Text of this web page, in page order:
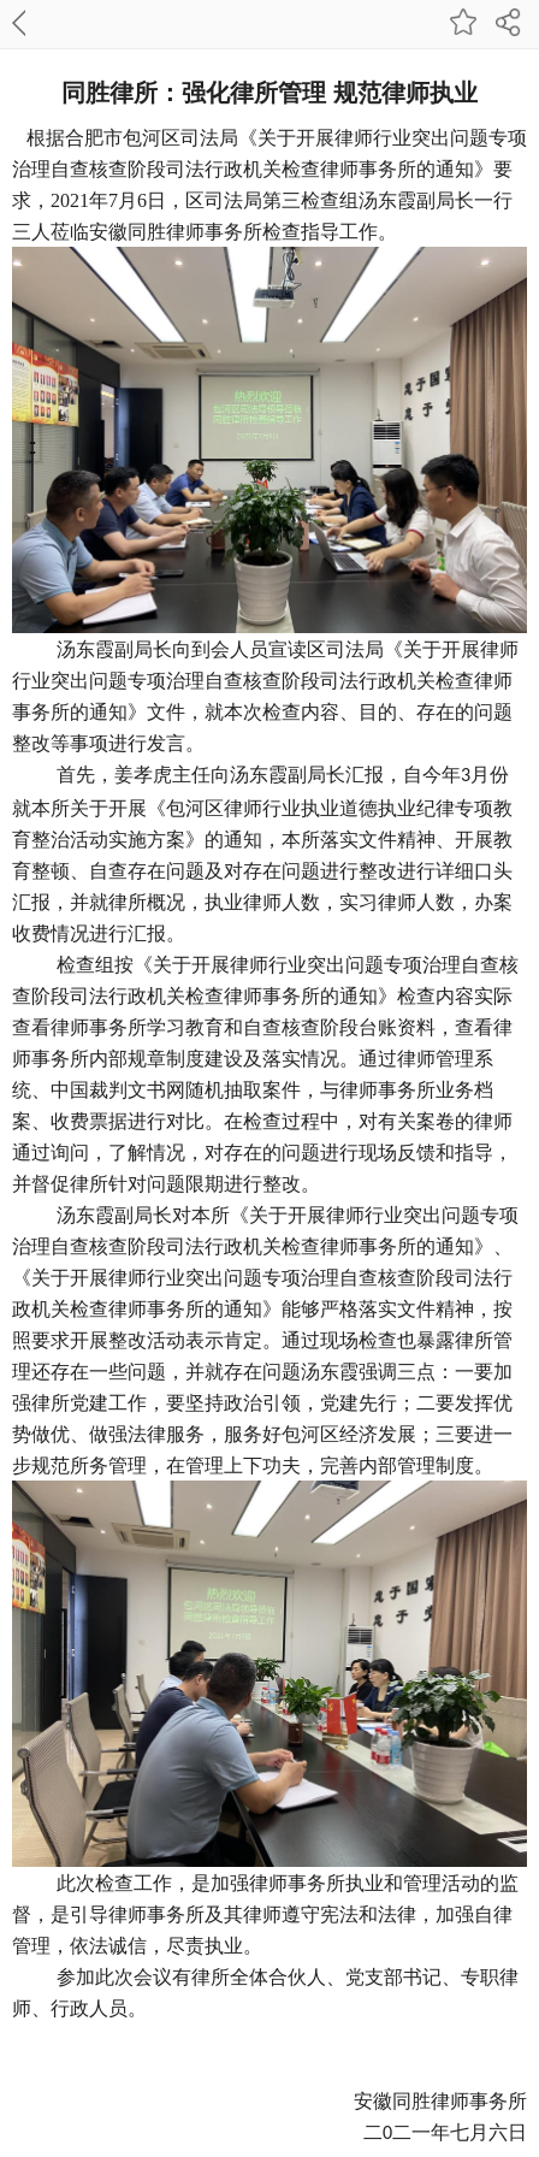
同胜律所：强化律所管理 规范律师执业
根据合肥市包河区司法局《关于开展律师行业突出问题专项
治理自查核查阶段司法行政机关检查律师事务所的通知》要
求，2021年7月6日，区司法局第三检查组汤东霞副局长一行
三人莅临安徽同胜律师事务所检查指导工作。
汤东霞副局长向到会人员宣读区司法局《关于开展律师
行业突出问题专项治理自查核查阶段司法行政机关检查律师
事务所的通知》文件，就本次检查内容、目的、存在的问题
整改等事项进行发言。
首先，姜孝虎主任向汤东霞副局长汇报，自今年3月份
就本所关于开展《包河区律师行业执业道德执业纪律专项教
育整治活动实施方案》的通知，本所落实文件精神、开展教
育整顿、自查存在问题及对存在问题进行整改进行详细口头
汇报，并就律所概况，执业律师人数，实习律师人数，办案
收费情况进行汇报。
检查组按《关于开展律师行业突出问题专项治理自查核
查阶段司法行政机关检查律师事务所的通知》检查内容实际
查看律师事务所学习教育和自查核查阶段台账资料，查看律
师事务所内部规章制度建设及落实情况。通过律师管理系
统、中国裁判文书网随机抽取案件，与律师事务所业务档
案、收费票据进行对比。在检查过程中，对有关案卷的律师
通过询问，了解情况，对存在的问题进行现场反馈和指导，
并督促律所针对问题限期进行整改。
汤东霞副局长对本所《关于开展律师行业突出问题专项
治理自查核查阶段司法行政机关检查律师事务所的通知》、
《关于开展律师行业突出问题专项治理自查核查阶段司法行
政机关检查律师事务所的通知》能够严格落实文件精神，按
照要求开展整改活动表示肯定。通过现场检查也暴露律所管
理还存在一些问题，并就存在问题汤东霞强调三点：一要加
强律所党建工作，要坚持政治引领，党建先行；二要发挥优
势做优、做强法律服务，服务好包河区经济发展；三要进一
步规范所务管理，在管理上下功夫，完善内部管理制度。
此次检查工作，是加强律师事务所执业和管理活动的监
督，是引导律师事务所及其律师遵守宪法和法律，加强自律
管理，依法诚信，尽责执业。
参加此次会议有律所全体合伙人、党支部书记、专职律
师、行政人员。
安徽同胜律师事务所
二0二一年七月六日